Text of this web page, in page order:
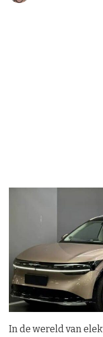
In de wereld van